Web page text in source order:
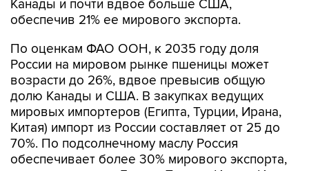
По оценкам ФАО ООН, к 2035 году доля
возрасти до 26%, вдвое превысив общую
долю Канады и США. В закупках ведущих
мировых импортеров (Египта, Турции, Ирана,
Китая) импорт из России составляет от 25 до
70%. По подсолнечному маслу Россия
обеспечивает более 30% мирового экспорта,
покрывая импорт Египта, Турции, Ирана, Индии
и Китая на 55%.